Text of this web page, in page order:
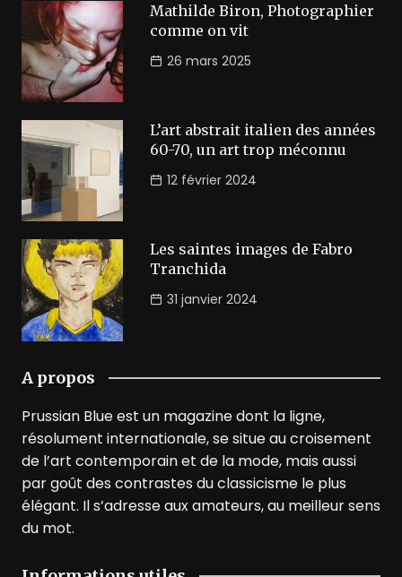
Mathilde Biron, Photographier
comme on vit
26 mars 2025
L’art abstrait italien des années
60-70, un art trop méconnu
12 février 2024
Les saintes images de Fabro
Tranchida
31 janvier 2024
A propos
Prussian Blue est un magazine dont la ligne,
résolument internationale, se situe au croisement
de l’art contemporain et de la mode, mais aussi
par goût des contrastes du classicisme le plus
élégant. Il s’adresse aux amateurs, au meilleur sens
du mot.